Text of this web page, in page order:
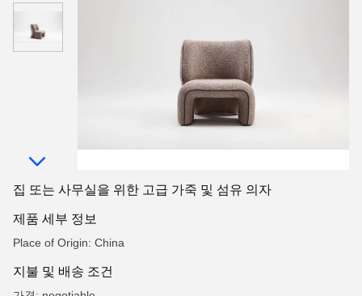
집 또는 사무실을 위한 고급 가죽 및 섬유 의자
제품 세부 정보
Place of Origin: China
지불 및 배송 조건